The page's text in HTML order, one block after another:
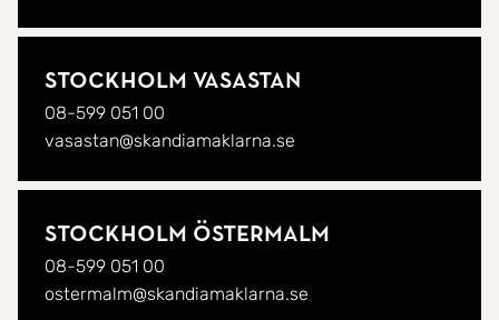
Stockholm Vasastan
08-599 051 00
vasastan@skandiamaklarna.se
Stockholm Östermalm
08-599 051 00
ostermalm@skandiamaklarna.se